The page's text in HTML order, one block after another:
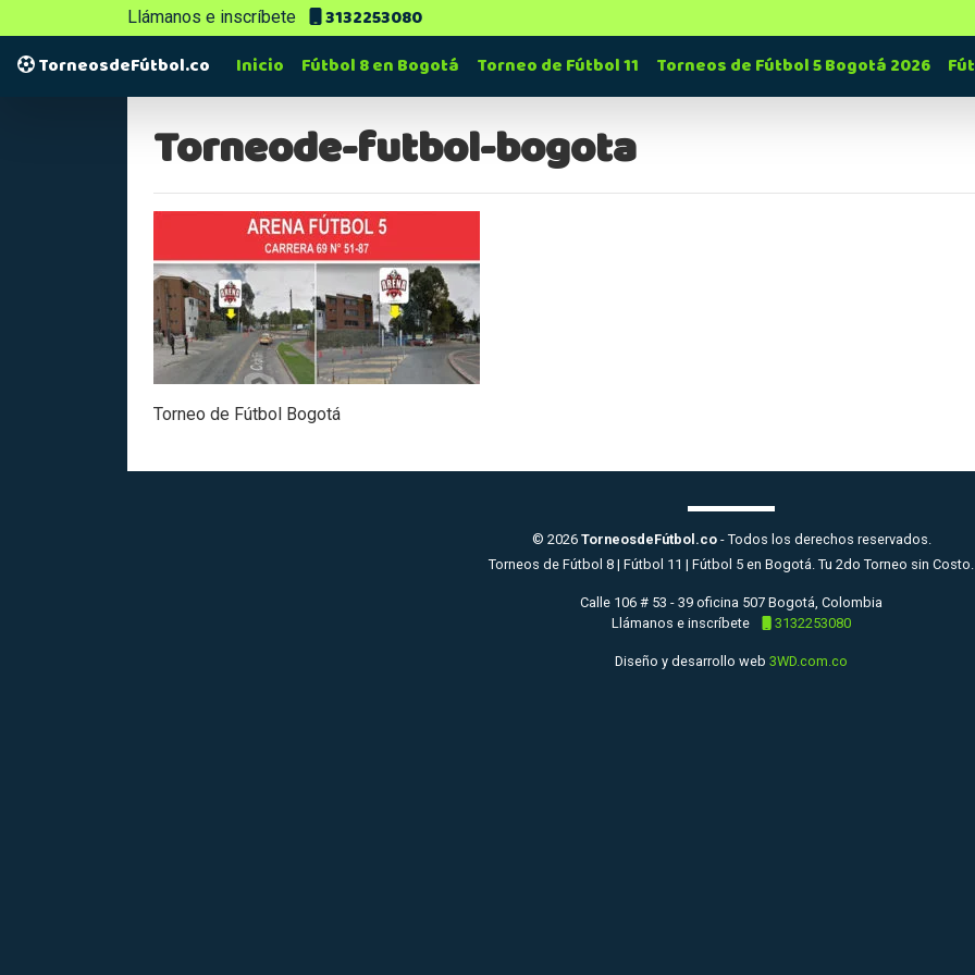
Llámanos e inscríbete
3132253080
TorneosdeFútbol.co
Inicio Fútbol 8 en Bogotá Torneo de Fútbol 11 Torneos de Fútbol 5 Bogotá 2026
Torneode-futbol-bogota
Torneo de Fútbol Bogotá
© 2026 TorneosdeFútbol.co- Todos los derechos reservados.
Torneos de Fútbol 8 | Fútbol 11 | Fútbol 5 en Bogotá. Tu 2do Torneo sin Costo.
Calle 106 # 53 - 39 oficina 507 Bogotá, Colombia
Llámanos e inscríbete
3132253080
Diseño y desarrollo web 3WD.com.co